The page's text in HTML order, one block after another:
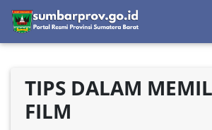
TIPS DALAM
FILM